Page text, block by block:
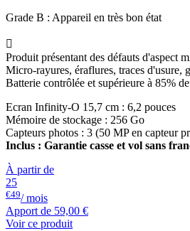
Grade B : Appareil en très bon état

Produit présentant des défauts d'aspect
Micro-rayures, éraflures, traces d'usure,
Batterie contrôlée et supérieure à 85%
Ecran Infinity-O 15,7 cm : 6,2 pouces
Mémoire de stockage : 256 Go
Capteurs photos : 3 (50 MP en capteur
Inclus : Garantie casse et vol sans
À partir de
25
€49/ mois
Apport de 59,00 €
Voir ce produit